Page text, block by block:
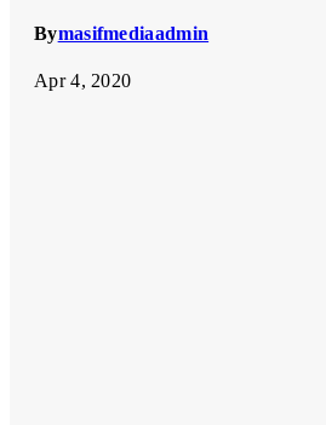
Bymasifmediaadmin
Apr 4, 2020